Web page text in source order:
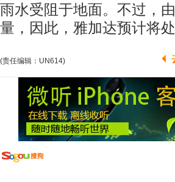
雨水受阻于地面。不过，
量，因此，雅加达预计将
(责任编辑：UN614)